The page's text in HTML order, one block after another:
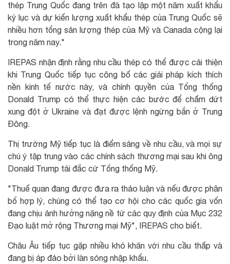
thép Trung Quốc đang trên đà tạo lập một năm xuất khẩu
kỷ lục và dự kiến lượng xuất khẩu thép của Trung Quốc sẽ
nhiều hơn tổng sản lượng thép của Mỹ và Canada cộng lại
trong năm nay."
IREPAS nhận định rằng nhu cầu thép có thể được cải thiện
khi Trung Quốc tiếp tục công bố các giải pháp kích thích
nền kinh tế nước này, và chính quyền của Tổng thống
Donald Trump có thể thực hiện các bước để chấm dứt
xung đột ở Ukraine và đạt được lệnh ngừng bắn ở Trung
Đông.
Thị trường Mỹ tiếp tục là điểm sáng về nhu cầu, và mọi sự
chú ý tập trung vào các chính sách thương mại sau khi ông
Donald Trump tái đắc cử Tổng thống Mỹ.
"Thuế quan đang được đưa ra thảo luận và nếu được phân
bổ hợp lý, chúng có thể tạo cơ hội cho các quốc gia vốn
đang chịu ảnh hưởng nặng nề từ các quy định của Mục 232
Đạo luật mở rộng Thương mại Mỹ", IREPAS cho biết.
Châu Âu tiếp tục gặp nhiều khó khăn với nhu cầu thấp và
đang bị áp đảo bởi làn sóng nhập khẩu.